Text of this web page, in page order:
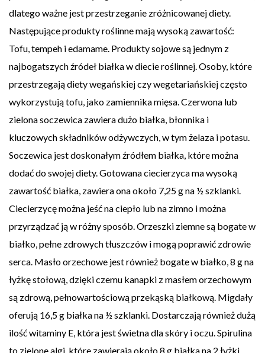
dlatego ważne jest przestrzeganie zróżnicowanej diety.
Następujące produkty roślinne mają wysoką zawartość:
Tofu, tempeh i edamame. Produkty sojowe są jednym z
najbogatszych źródeł białka w diecie roślinnej. Osoby, które
przestrzegają diety wegańskiej czy wegetariańskiej często
wykorzystują tofu, jako zamiennika mięsa. Czerwona lub
zielona soczewica zawiera dużo białka, błonnika i
kluczowych składników odżywczych, w tym żelaza i potasu.
Soczewica jest doskonałym źródłem białka, które można
dodać do swojej diety. Gotowana ciecierzyca ma wysoką
zawartość białka, zawiera ona około 7,25 g na ½ szklanki.
Ciecierzycę można jeść na ciepło lub na zimno i można
przyrządzać ją w różny sposób. Orzeszki ziemne są bogate w
białko, pełne zdrowych tłuszczów i mogą poprawić zdrowie
serca. Masło orzechowe jest również bogate w białko, 8 g na
łyżkę stołową, dzięki czemu kanapki z masłem orzechowym
są zdrową, pełnowartościową przekąską białkową. Migdały
oferują 16,5 g białka na ½ szklanki. Dostarczają również dużą
ilość witaminy E, która jest świetna dla skóry i oczu. Spirulina
to zielone algi, które zawierają około 8 g białka na 2 łyżki